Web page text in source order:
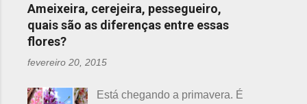
Ameixeira, cerejeira, pessegueiro,
quais são as diferenças entre essas
flores?
fevereiro 20, 2015
Está chegando a primavera. É